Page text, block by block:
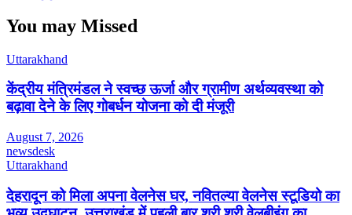
You may Missed
Uttarakhand
केंद्रीय मंत्रिमंडल ने स्वच्छ ऊर्जा और ग्रामीण अर्थव्यवस्था को
बढ़ावा देने के लिए गोबर्धन योजना को दी मंजूरी
August 7, 2026
newsdesk
Uttarakhand
देहरादून को मिला अपना वेलनेस घर, नवितल्या वेलनेस स्टूडियो का